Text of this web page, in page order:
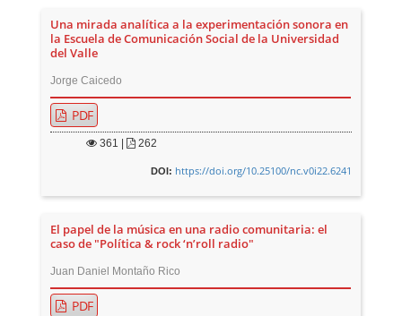
Una mirada analítica a la experimentación sonora en
la Escuela de Comunicación Social de la Universidad
del Valle
Jorge Caicedo
PDF
361 | 262
DOI: https://doi.org/10.25100/nc.v0i22.6241
El papel de la música en una radio comunitaria: el
caso de "Política & rock ‘n’roll radio"
Juan Daniel Montaño Rico
PDF